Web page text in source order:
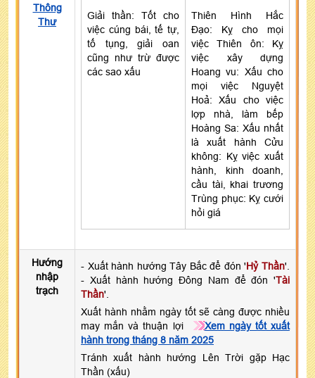
Thông
Thư
Giải thần: Tốt cho
việc cúng bái, tế tự,
tố tụng, giải oan
cũng như trừ được
các sao xấu
Thiên Hình Hắc
Đạo: Kỵ cho mọi
việc Thiên ôn: Kỵ
việc xây dựng
Hoang vu: Xấu cho
mọi việc Nguyệt
Hoả: Xấu cho việc
lợp nhà, làm bếp
Hoàng Sa: Xấu nhất
là xuất hành Cửu
không: Kỵ việc xuất
hành, kinh doanh,
cầu tài, khai trương
Trùng phục: Kỵ cưới
hỏi giá
Hướng
nhập
trạch
- Xuất hành hướng Tây Bắc để đón 'Hỷ Thần'.
- Xuất hành hướng Đông Nam để đón 'Tài
Thần'.
Xuất hành nhằm ngày tốt sẽ càng được nhiều
may mắn và thuận lợi
Xem ngày tốt xuất
hành trong tháng 8 năm 2025
Tránh xuất hành hướng Lên Trời gặp Hạc
Thần (xấu)